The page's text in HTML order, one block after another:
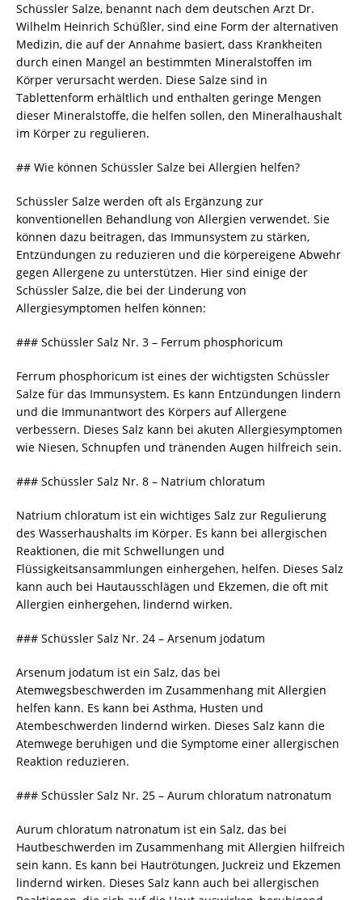
Schüssler Salze, benannt nach dem deutschen Arzt Dr.
Wilhelm Heinrich Schüßler, sind eine Form der alternativen
Medizin, die auf der Annahme basiert, dass Krankheiten
durch einen Mangel an bestimmten Mineralstoffen im
Körper verursacht werden. Diese Salze sind in
Tablettenform erhältlich und enthalten geringe Mengen
dieser Mineralstoffe, die helfen sollen, den Mineralhaushalt
im Körper zu regulieren.
## Wie können Schüssler Salze bei Allergien helfen?
Schüssler Salze werden oft als Ergänzung zur
konventionellen Behandlung von Allergien verwendet. Sie
können dazu beitragen, das Immunsystem zu stärken,
Entzündungen zu reduzieren und die körpereigene Abwehr
gegen Allergene zu unterstützen. Hier sind einige der
Schüssler Salze, die bei der Linderung von
Allergiesymptomen helfen können:
### Schüssler Salz Nr. 3 – Ferrum phosphoricum
Ferrum phosphoricum ist eines der wichtigsten Schüssler
Salze für das Immunsystem. Es kann Entzündungen lindern
und die Immunantwort des Körpers auf Allergene
verbessern. Dieses Salz kann bei akuten Allergiesymptomen
wie Niesen, Schnupfen und tränenden Augen hilfreich sein.
### Schüssler Salz Nr. 8 – Natrium chloratum
Natrium chloratum ist ein wichtiges Salz zur Regulierung
des Wasserhaushalts im Körper. Es kann bei allergischen
Reaktionen, die mit Schwellungen und
Flüssigkeitsansammlungen einhergehen, helfen. Dieses Salz
kann auch bei Hautausschlägen und Ekzemen, die oft mit
Allergien einhergehen, lindernd wirken.
### Schüssler Salz Nr. 24 – Arsenum jodatum
Arsenum jodatum ist ein Salz, das bei
Atemwegsbeschwerden im Zusammenhang mit Allergien
helfen kann. Es kann bei Asthma, Husten und
Atembeschwerden lindernd wirken. Dieses Salz kann die
Atemwege beruhigen und die Symptome einer allergischen
Reaktion reduzieren.
### Schüssler Salz Nr. 25 – Aurum chloratum natronatum
Aurum chloratum natronatum ist ein Salz, das bei
Hautbeschwerden im Zusammenhang mit Allergien hilfreich
sein kann. Es kann bei Hautrötungen, Juckreiz und Ekzemen
lindernd wirken. Dieses Salz kann auch bei allergischen